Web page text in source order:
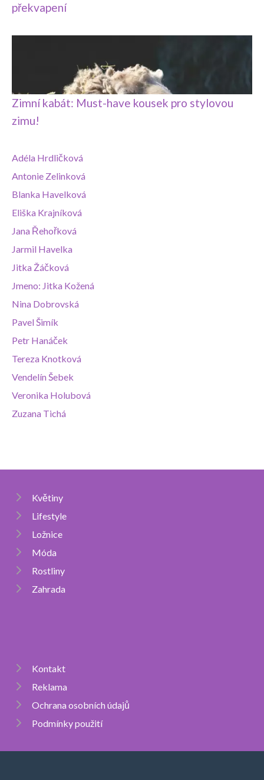
překvapení
Zimní kabát: Must-have kousek pro stylovou
zimu!
Adéla Hrdličková
Antonie Zelinková
Blanka Havelková
Eliška Krajníková
Jana Řehořková
Jarmil Havelka
Jitka Žáčková
Jmeno: Jitka Kožená
Nina Dobrovská
Pavel Šimík
Petr Hanáček
Tereza Knotková
Vendelín Šebek
Veronika Holubová
Zuzana Tichá
Květiny
Lifestyle
Ložnice
Móda
Rostliny
Zahrada
Kontakt
Reklama
Ochrana osobních údajů
Podmínky použití